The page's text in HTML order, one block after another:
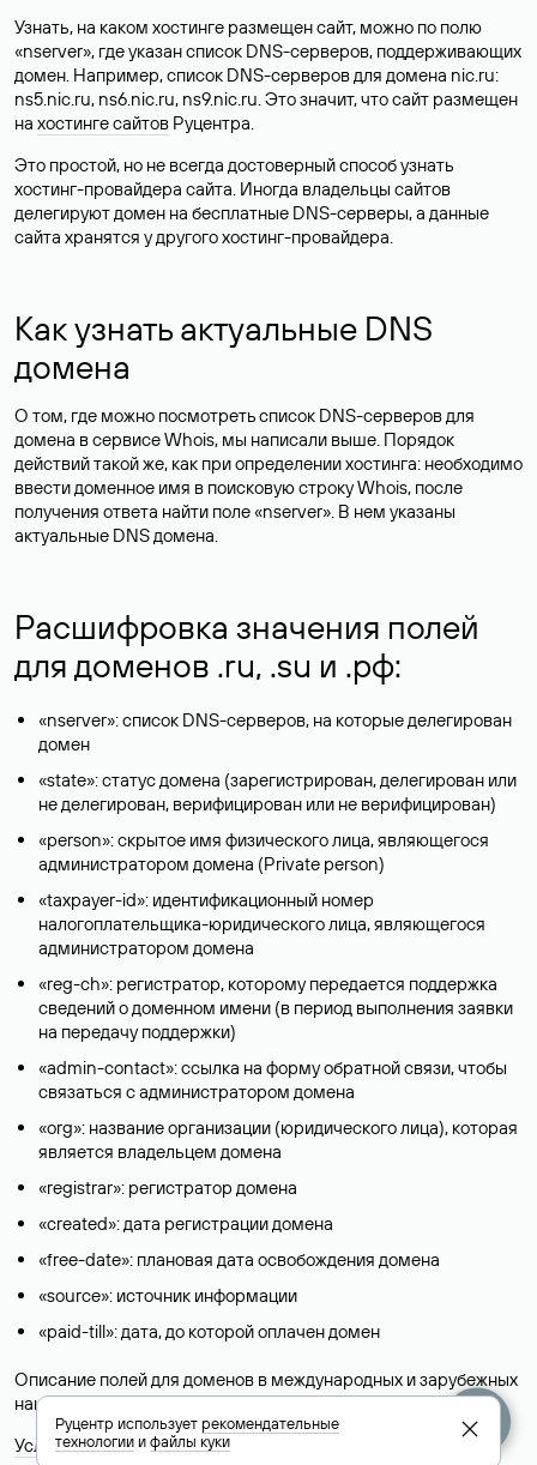
Узнать, на каком хостинге размещен сайт, можно по полю
«nserver», где указан список DNS-серверов, поддерживающих
домен. Например, список DNS-серверов для домена nic.ru:
ns5.nic.ru, ns6.nic.ru, ns9.nic.ru. Это значит, что сайт размещен
на хостинге сайтов Руцентра.
Это простой, но не всегда достоверный способ узнать
хостинг-провайдера сайта. Иногда владельцы сайтов
делегируют домен на бесплатные DNS-серверы, а данные
сайта хранятся у другого хостинг-провайдера.
Как узнать актуальные DNS
домена
О том, где можно посмотреть список DNS-серверов для
домена в сервисе Whois, мы написали выше. Порядок
действий такой же, как при определении хостинга: необходимо
ввести доменное имя в поисковую строку Whois, после
получения ответа найти поле «nserver». В нем указаны
актуальные DNS домена.
Расшифровка значения полей
для доменов .ru, .su и .рф:
«nserver»: список DNS-серверов, на которые делегирован
домен
«state»: статус домена (зарегистрирован, делегирован или
не делегирован, верифицирован или не верифицирован)
«person»: скрытое имя физического лица, являющегося
администратором домена (Privatе person)
«taxpayer-id»: идентификационный номер
налогоплательщика-юридического лица, являющегося
администратором домена
«reg-ch»: регистратор, которому передается поддержка
сведений о доменном имени (в период выполнения заявки
на передачу поддержки)
«admin-contact»: ссылка на форму обратной связи, чтобы
связаться с администратором домена
«org»: название организации (юридического лица), которая
является владельцем домена
«registrar»: регистратор домена
«created»: дата регистрации домена
«free-date»: плановая дата освобождения домена
«source»: источник информации
«paid-till»: дата, до которой оплачен домен
Описание полей для доменов в международных и зарубежных
национальных доменах представлены в разделе «Помощь».
Условия использования Whois-сервиса
Руцентр используетрекомендательные
технологииифайлы куки